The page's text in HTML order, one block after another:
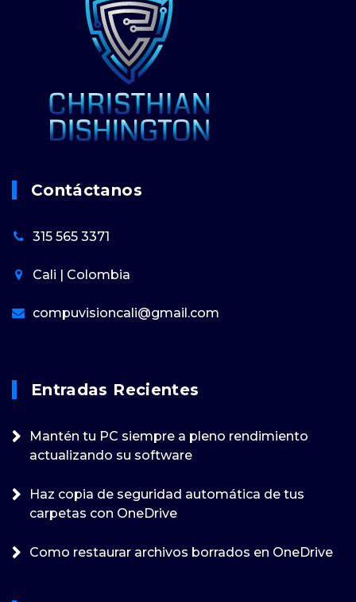
Contáctanos
315 565 3371
Cali | Colombia
compuvisioncali@gmail.com
Entradas Recientes
Mantén tu PC siempre a pleno rendimiento
actualizando su software
Haz copia de seguridad automática de tus
carpetas con OneDrive
Como restaurar archivos borrados en OneDrive